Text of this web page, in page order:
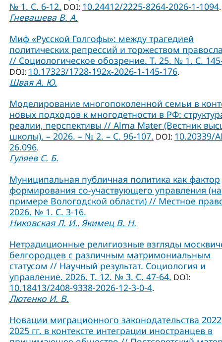
№ 1. С. 6-12. DOI: 10.24412/2225-8264-2026-1-1094.
Гневашева В. А.
Миф «Русской Голгофы»: между трагедией
политических репрессий и торжеством
// Социологическое обозрение. Т. 25. № 1. С.
DOI: 10.17323/1728-192x-2026-1-145-176.
Швая А. Ю.
Моделирование многопоколенной семьи в
новых подходов к многодетности в РФ:
реалии, перспективы // Alma Mater (Вестник
школы). – 2026. – № 2. – С. 96-107. DOI: 10.20339/
26.096.
Гуляев С. Б.
Муниципальная публичная политика как фактор
формирования со-участвующего управления (на
примере Вологодской области) // Местное
2026. № 1. С. 3-16.
Никовская Л. И., Якимец В. Н.
Нетрадиционные религиозные взгляды
белгородцев с различным матримониальным
статусом // Научный результат. Социология и
управление. 2026. Т. 12. № 3. С. 47-64. DOI:
10.18413/2408-9338-2026-12-3-0-4.
Лютенко И. В.
Новации миграционного законодательства
2025 гг. в контексте интеграции иностранцев в